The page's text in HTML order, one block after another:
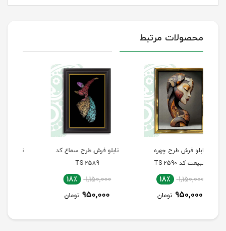
محصولات مرتبط
تابلو فرش طرح سماع کد
TS-2589
1,150,000
950,000
تابلو فرش طرح پله‌های
سعادت کد TS-2588
1,700,000
1,400,000